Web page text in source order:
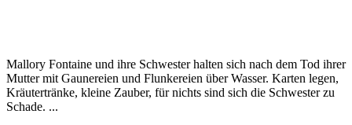
Mallory Fontaine und ihre Schwester halten sich nach dem Tod ihrer
Mutter mit Gaunereien und Flunkereien über Wasser. Karten legen,
Kräutertränke, kleine Zauber, für nichts sind sich die Schwester zu
Schade. ...